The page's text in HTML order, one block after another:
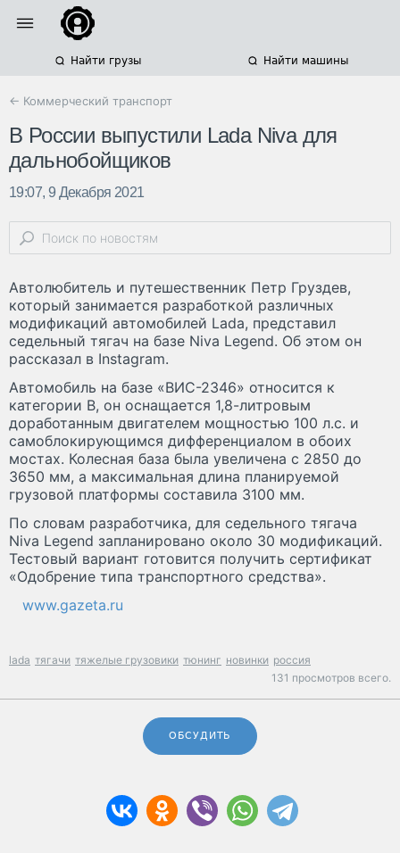
Найти грузы Найти машины
← Коммерческий транспорт
В России выпустили Lada Niva для
дальнобойщиков
19:07, 9 Декабря 2021
Автолюбитель и путешественник Петр Груздев,
который занимается разработкой различных
модификаций автомобилей Lada, представил
седельный тягач на базе Niva Legend. Об этом он
рассказал в Instagram.
Автомобиль на базе «ВИС-2346» относится к
категории В, он оснащается 1,8-литровым
доработанным двигателем мощностью 100 л.с. и
самоблокирующимся дифферен­циалом в обоих
мостах. Колесная база была увеличена с 2850 до
3650 мм, а максимальная длина планируемой
грузовой платформы составила 3100 мм.
По словам разработчика, для седельного тягача
Niva Legend запланировано около 30 модификаций.
Тестовый вариант готовится получить сертификат
«Одобрение типа транспортного средства».
www.gazeta.ru
lada тягачи тяжелые грузовики тюнинг новинки россия
131 просмотров всего.
ОБСУДИТЬ